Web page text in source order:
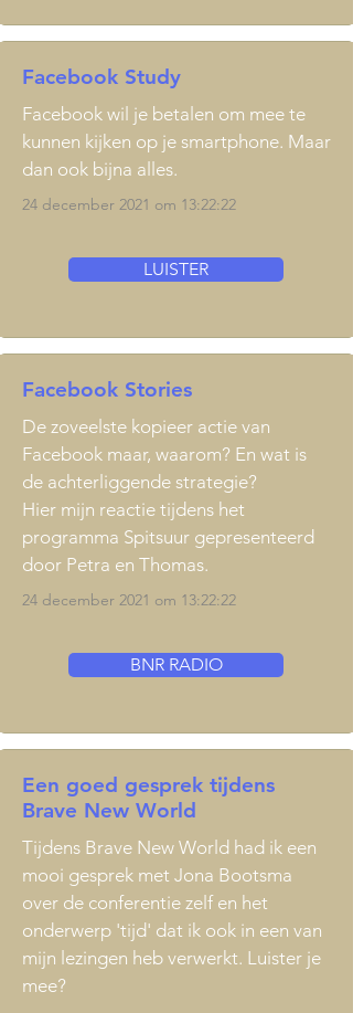
Facebook Study
Facebook wil je betalen om mee te
kunnen kijken op je smartphone. Maar
dan ook bijna alles.
24 december 2021 om 13:22:22
LUISTER
Facebook Stories
De zoveelste kopieer actie van
Facebook maar, waarom? En wat is
de achterliggende strategie?
Hier mijn reactie tijdens het
programma Spitsuur gepresenteerd
door Petra en Thomas.
24 december 2021 om 13:22:22
BNR RADIO
Een goed gesprek tijdens
Brave New World
Tijdens Brave New World had ik een
mooi gesprek met Jona Bootsma
over de conferentie zelf en het
onderwerp 'tijd' dat ik ook in een van
mijn lezingen heb verwerkt. Luister je
mee?